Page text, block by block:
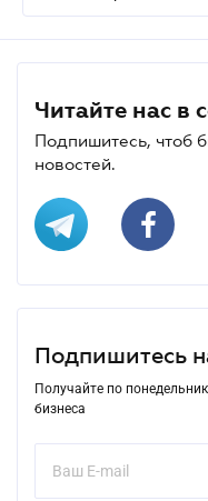
Читайте нас в
Подпишитесь, чтоб
новостей.
Подпишитесь
Получайте по
бизнеса